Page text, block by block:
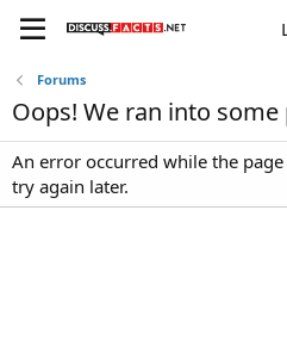
Forums
Oops! We ran into
An error occurred while the
try again later.